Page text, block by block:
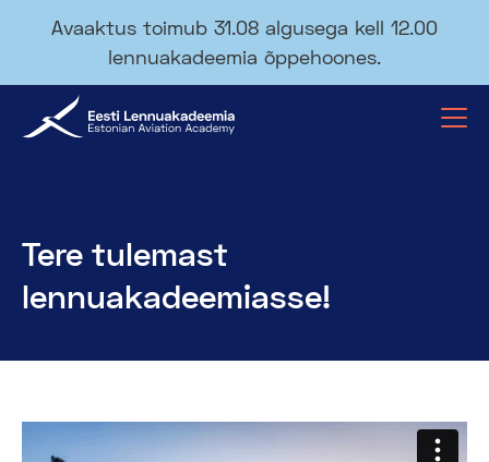
Avaaktus toimub 31.08 algusega kell 12.00
lennuakadeemia õppehoones.
Tere tulemast
lennuakadeemiasse!